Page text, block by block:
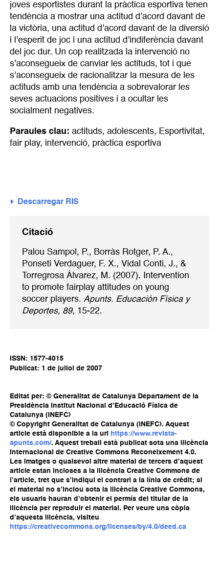
joves esportistes durant la pràctica esportiva tenen
tendència a mostrar una actitud d’acord davant de
la victòria, una actitud d’acord davant de la diversió
i l’esperit de joc i una actitud d’indiferència davant
del joc dur. Un cop realitzada la intervenció no
s’aconsegueix de canviar les actituds, tot i que
s’aconsegueix de racionalitzar la mesura de les
actituds amb una tendència a sobrevalorar les
seves actuacions positives i a ocultar les
socialment negatives.
Paraules clau: actituds, adolescents, Esportivitat,
fair play, intervenció, pràctica esportiva
Descarregar RIS
Citació
Palou Sampol, P., Borràs Rotger, P. A.,
Ponseti Verdaguer, F. X., Vidal Conti, J., &
Torregrosa Álvarez, M. (2007). Intervention
to promote fairplay attitudes on young
soccer players. Apunts. Educación Física y
Deportes, 89, 15-22.
ISSN: 1577-4015
Publicat: 1 de juliol de 2007
Editat per: © Generalitat de Catalunya Departament de la
Presidència Institut Nacional d’Educació Física de
Catalunya (INEFC)
© Copyright Generalitat de Catalunya (INEFC). Aquest
article està disponible a la url
https://www.revista-
apunts.com/. Aquest treball està publicat sota una llicència
Internacional de Creative Commons Reconeixement 4.0.
Les imatges o qualsevol altre material de tercers d’aquest
article estan incloses a la llicència Creative Commons de
l’article, tret que s’indiqui el contrari a la línia de crèdit; si
el material no s’inclou sota la llicència Creative Commons,
els usuaris hauran d’obtenir el permís del titular de la
llicència per reproduir el material. Per veure una còpia
d’aquesta llicència, visiteu
https://creativecommons.org/licenses/by/4.0/deed.ca